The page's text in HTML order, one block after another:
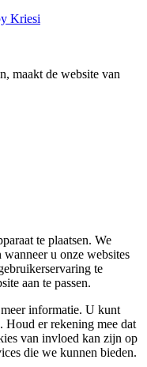
Kriesi
maakt de website van
te plaatsen. We
u onze websites
te
aan te passen.
informatie. U kunt
er rekening mee dat
van invloed kan zijn op
die we kunnen bieden.